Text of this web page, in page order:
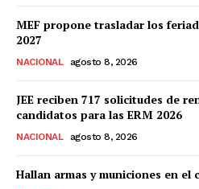
MEF propone trasladar los
2027
NACIONAL agosto 8, 2026
JEE reciben 717 solicitudes de
candidatos para las ERM 2026
NACIONAL agosto 8, 2026
Hallan armas y municiones en el